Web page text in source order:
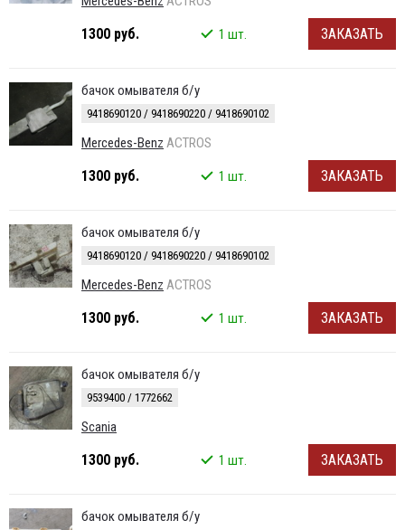
1300 руб. 1 шт. ЗАКАЗАТЬ
бачок омывателя б/у
9418690120 / 9418690220 / 9418690102
Mercedes-Benz ACTROS
1300 руб. 1 шт. ЗАКАЗАТЬ
бачок омывателя б/у
9418690120 / 9418690220 / 9418690102
Mercedes-Benz ACTROS
1300 руб. 1 шт. ЗАКАЗАТЬ
бачок омывателя б/у
9539400 / 1772662
Scania
1300 руб. 1 шт. ЗАКАЗАТЬ
бачок омывателя б/у